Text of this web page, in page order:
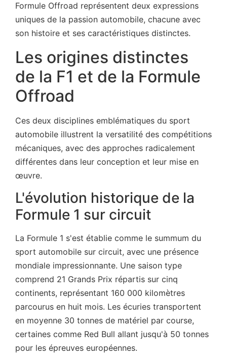
Formule Offroad représentent deux expressions
uniques de la passion automobile, chacune avec
son histoire et ses caractéristiques distinctes.
Les origines distinctes
de la F1 et de la Formule
Offroad
Ces deux disciplines emblématiques du sport
automobile illustrent la versatilité des compétitions
mécaniques, avec des approches radicalement
différentes dans leur conception et leur mise en
œuvre.
L'évolution historique de la
Formule 1 sur circuit
La Formule 1 s'est établie comme le summum du
sport automobile sur circuit, avec une présence
mondiale impressionnante. Une saison type
comprend 21 Grands Prix répartis sur cinq
continents, représentant 160 000 kilomètres
parcourus en huit mois. Les écuries transportent
en moyenne 30 tonnes de matériel par course,
certaines comme Red Bull allant jusqu'à 50 tonnes
pour les épreuves européennes.